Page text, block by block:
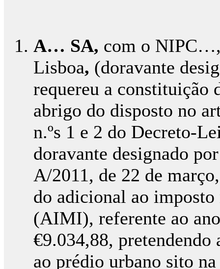
A… SA, com o
Lisboa, (doravante
requereu a
abrigo do disposto no
n.ºs 1 e 2 do Decreto-
doravante designado
A/2011, de 22 de
do adicional ao
(AIMI), referente ao
€9.034,88, pretendendo
ao prédio urbano sito